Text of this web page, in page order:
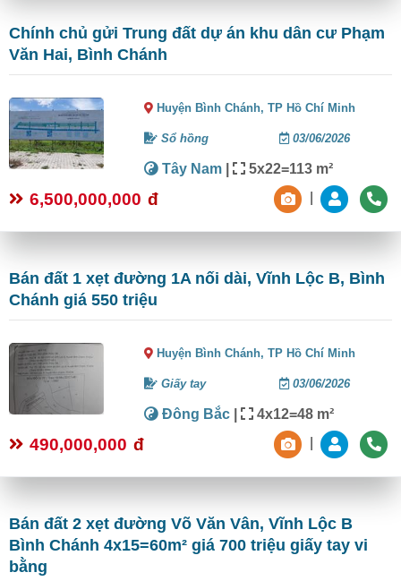
Chính chủ gửi Trung đất dự án khu dân cư Phạm
Văn Hai, Bình Chánh
Huyện Bình Chánh,TP Hồ Chí Minh
Sổ hồng 03/06/2026
Tây Nam | 5x22=113 m²
6,500,000,000 đ
Bán đất 1 xẹt đường 1A nối dài, Vĩnh Lộc B, Bình
Chánh giá 550 triệu
Huyện Bình Chánh,TP Hồ Chí Minh
Giấy tay 03/06/2026
Đông Bắc | 4x12=48 m²
490,000,000 đ
Bán đất 2 xẹt đường Võ Văn Vân, Vĩnh Lộc B
Bình Chánh 4x15=60m² giá 700 triệu giấy tay vi
bằng